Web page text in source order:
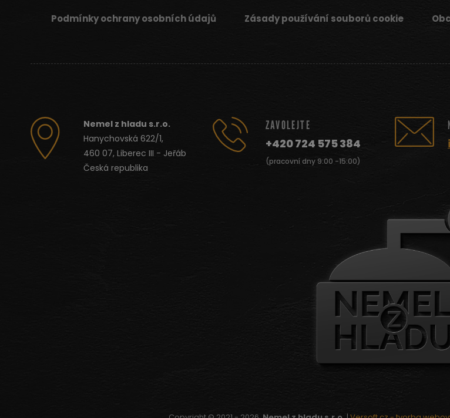
Podmínky ochrany osobních údajů Zásady používání souborů cookie
Nemel z hladu s.r.o.
Hanychovská 622/1,
460 07, Liberec III - Jeřáb
Česká republika
ZAVOLEJTE
+420 724 575 384
(pracovní dny 9:00 -15:00)